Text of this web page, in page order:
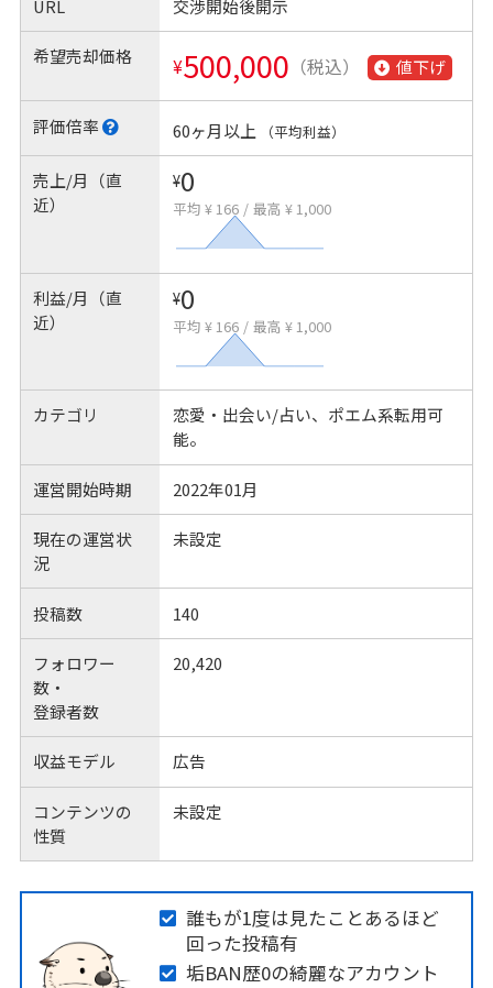
URL 交渉開始後開示
希望売却価格 ¥500,000 （税込） 値下げ
評価倍率 60ヶ月以上 （平均利益）
売上/月（直
近）
¥0
平均 ¥ 166 / 最高 ¥ 1,000
利益/月（直
近）
¥0
平均 ¥ 166 / 最高 ¥ 1,000
カテゴリ
恋愛・出会い/占い、ポエム系転用可
能。
運営開始時期 2022年01月
現在の運営状
況
未設定
投稿数 140
フォロワー
数・
登録者数
20,420
収益モデル 広告
コンテンツの
性質
未設定
誰もが1度は見たことあるほど
回った投稿有
垢BAN歴0の綺麗なアカウント